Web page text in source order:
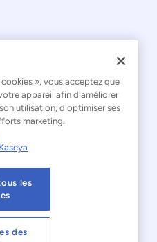
droits réservés.
moderne
légales
du site web
», vous acceptez que
appareil afin d'améliorer
utilisation, d'optimiser ses
marketing.
les
des